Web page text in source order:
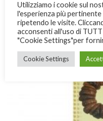
Utilizziamo i cookie sul
l'esperienza più
ripetendo le visite.
acconsenti all'uso di
"Cookie Settings"per
Cookie Settings